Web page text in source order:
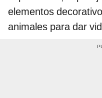
elementos
animales para dar